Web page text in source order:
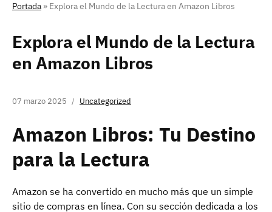
Portada » Explora el Mundo de la Lectura en Amazon Libros
Explora el Mundo de la Lectura
en Amazon Libros
07 marzo 2025 Uncategorized
Amazon Libros: Tu Destino
para la Lectura
Amazon se ha convertido en mucho más que un simple
sitio de compras en línea. Con su sección dedicada a los